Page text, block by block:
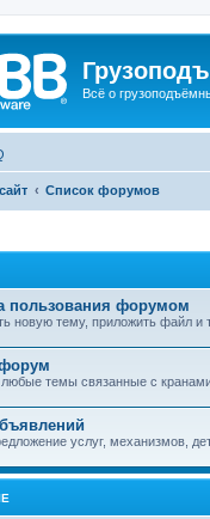
Всё о
Список форумов
пользования форумом
новую тему, приложить файл и
темы связанные с
услуг, механизмов,